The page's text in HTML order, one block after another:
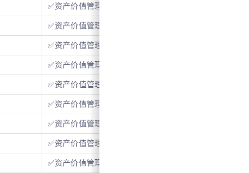
✅资产价值管理-添加
✅资产价值管理-更新
✅资产价值管理-删除
✅资产价值管理-查询资产类别
✅资产价值管理-查询资产折旧明细
✅资产价值管理-初始化折旧数据
✅资产价值管理-查询资产库存
✅资产价值管理-查询会计期间
✅资产价值管理-查询会计科目